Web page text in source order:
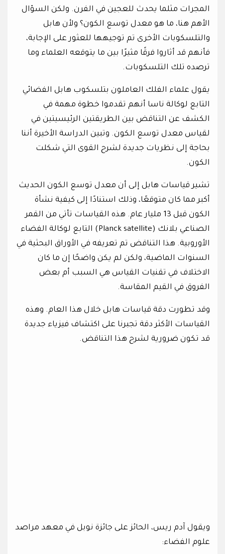
المجرات مثلما يحدث للعجين في الفرن. ولكن السؤال
الأهم هنا، ما هو معدل توسع الكون؟ ولأن هابل
والتلسكوبات الأخرى تم توجيهها للعثور على الإجابة،
فأنهم قد أثاروا فرقًا مثيرًا بين ما يتوقعه العلماء وما
ترصده تلك التلسكوبات.
يقول علماء الفلك العاملون بتلسكوب هابل الفضائي
التابع لوكالة ناسا أنهم تقدموا خطوة مهمة في
الكشف عن التناقض بين الطريقتين الرئيسيتين في
لقياس معدل توسع الكون. وتبين الدراسة الأخيرة أننا
بحاجة إلى نظريات جديدة لشرح القوى التي شكلت
الكون.
تشير قياسات هابل إلى أن معدل توسع الكون الحديث
أكبر مما كان متوقعًا، وذلك استنادًا إلى كيفية نشأة
الكون قبل 13 مليار عام. هذه القياسات تأتي من القمر
الصناعي بلانك (Planck satellite) التابع لوكالة الفضاء
الأوروبية. هذا التناقض تم تعريفه في الأوراق البحثية في
السنوات الماضية، ولكن لم يكن واضحًا إن ما كان
الاختلاف في تقنيات القياس هي السبب أم بعض
الفروق في القيم المقاسة.
وقد تطورت دقة قياسات هابل خلال هذا العام. وهذه
القياسات الأكثر دقة تجبرنا على اكتشاف فيزياء جديدة
قد تكون ضرورية لشرح هذا التناقض.
ويقول آدم ريس، الحائز على جائزة نوبل في معهد مراصد
علوم الفضاء: